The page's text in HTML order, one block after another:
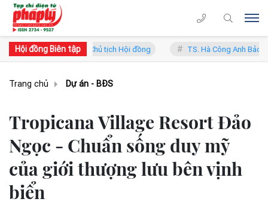
Hội đồng Biên tập
Lý - Phó Chủ tịch Hội đồng TS. Hà Công Anh Bảo - Phó Chủ tịch
Trang chủ Dự án - BĐS
Tropicana Village Resort Đảo
Ngọc - Chuẩn sống duy mỹ
của giới thượng lưu bên vịnh
biển